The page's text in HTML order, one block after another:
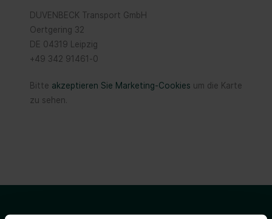
DUVENBECK Transport GmbH
Oertgering 32
DE 04319 Leipzig
+49 342 91461-0
Bitte akzeptieren Sie Marketing-Cookies um die Karte
zu sehen.